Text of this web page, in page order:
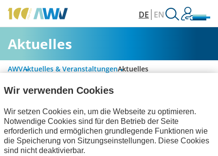
DE EN
Aktuelles
AWVAktuelles & VeranstaltungenAktuelles
Alle Kategorien
Personalwirtschaft
Wir verwenden Cookies
Wir setzen Cookies ein, um die Webseite zu optimieren.
Notwendige Cookies sind für den Betrieb der Seite
erforderlich und ermöglichen grundlegende Funktionen wie
die Speicherung von Sitzungseinstellungen. Diese Cookies
sind nicht deaktivierbar.